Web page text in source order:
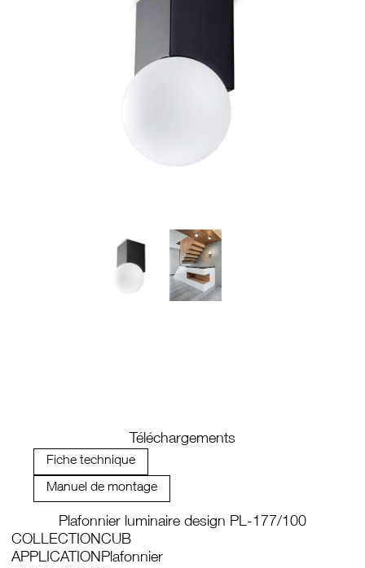
Téléchargements
Fiche technique
Manuel de montage
Plafonnier luminaire design PL-177/100
COLLECTIONCUB
APPLICATIONPlafonnier